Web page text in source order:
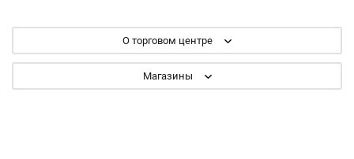
О торговом центре
Магазины